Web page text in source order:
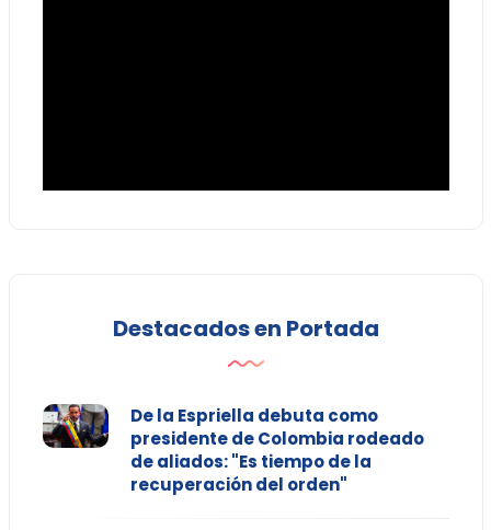
Destacados en Portada
De la Espriella debuta como
presidente de Colombia rodeado
de aliados: "Es tiempo de la
recuperación del orden"